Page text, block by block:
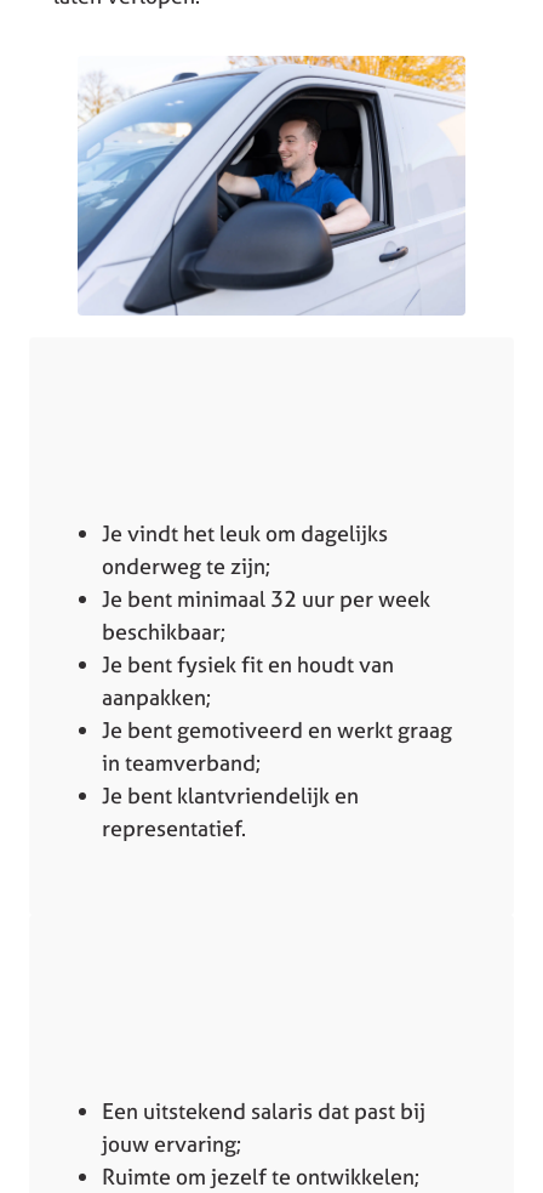
Je vindt het leuk om dagelijks
onderweg te zijn;
Je bent minimaal 32 uur per week
beschikbaar;
Je bent fysiek fit en houdt van
aanpakken;
Je bent gemotiveerd en werkt graag
in teamverband;
Je bent klantvriendelijk en
representatief.
Een uitstekend salaris dat past bij
jouw ervaring;
Ruimte om jezelf te ontwikkelen;